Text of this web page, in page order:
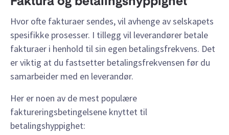
Hvor ofte fakturaer sendes, vil avhenge av selskapets
spesifikke prosesser. I tillegg vil leverandører betale
fakturaer i henhold til sin egen betalingsfrekvens. Det
er viktig at du fastsetter betalingsfrekvensen før du
samarbeider med en leverandør.
Her er noen av de mest populære
faktureringsbetingelsene knyttet til
betalingshyppighet: